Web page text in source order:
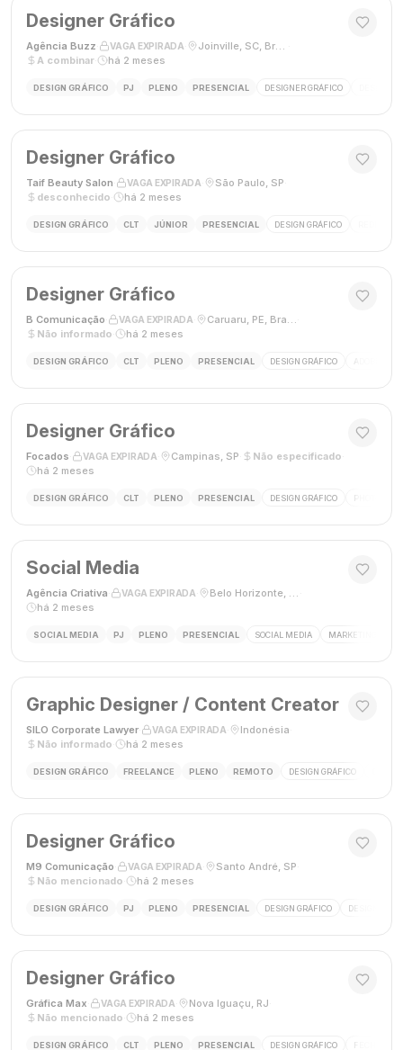
Designer Gráfico
Agência Buzz VAGA EXPIRADA Joinville, SC, Brasil
A combinar
há 2 meses
DESIGN GRÁFICO PJ PLENO PRESENCIAL DESIGNER GRÁFICO
Designer Gráfico
Taif Beauty Salon VAGA EXPIRADA São Paulo, SP
desconhecido
há 2 meses
DESIGN GRÁFICO CLT JÚNIOR PRESENCIAL DESIGN GRÁFICO
Designer Gráfico
B Comunicação VAGA EXPIRADA Caruaru, PE, Brasil
Não informado
há 2 meses
DESIGN GRÁFICO CLT PLENO PRESENCIAL DESIGN GRÁFICO ADOBE
Designer Gráfico
Focados VAGA EXPIRADA Campinas, SP Não especificado
há 2 meses
DESIGN GRÁFICO CLT PLENO PRESENCIAL DESIGN GRÁFICO PHOTOSHOP
Social Media
Agência Criativa VAGA EXPIRADA Belo Horizonte, Brasil
há 2 meses
SOCIAL MEDIA PJ PLENO PRESENCIAL SOCIAL MEDIA MARKETING
Graphic Designer / Content Creator
SILO Corporate Lawyer VAGA EXPIRADA Indonésia
Não informado
há 2 meses
DESIGN GRÁFICO FREELANCE PLENO REMOTO DESIGN GRÁFICO
Designer Gráfico
M9 Comunicação VAGA EXPIRADA Santo André, SP
Não mencionado
há 2 meses
DESIGN GRÁFICO PJ PLENO PRESENCIAL DESIGN GRÁFICO DESIGNER
Designer Gráfico
Gráfica Max VAGA EXPIRADA Nova Iguaçu, RJ
Não mencionado
há 2 meses
DESIGN GRÁFICO CLT PLENO PRESENCIAL DESIGN GRÁFICO